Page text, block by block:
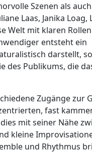
Szenen als
Laas, Janika Loag,
Welt mit klaren
entsteht ein
darstellt,
des Publikums, die
Zugänge zur
fast
mit seiner Nähe
kleine
und Rhythmus